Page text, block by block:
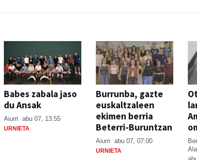
Babes zabala jaso
du Ansak
Aiurri abu 07, 13:55
URNIETA
Burrunba, gazte
euskaltzaleen
ekimen berria
Beterri-Buruntzan
Aiurri abu 07, 07:00
URNIETA